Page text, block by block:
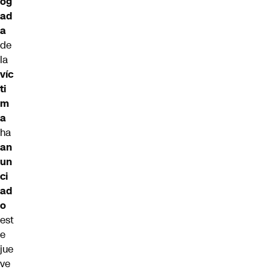
ad
a
de
la
víc
ti
m
a
ha
an
un
ci
ad
o
est
e
jue
ve